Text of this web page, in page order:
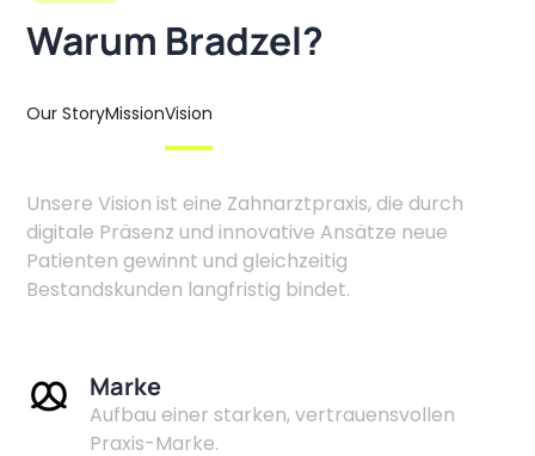
Warum Bradzel?
Our StoryMissionVision
Unsere Vision ist eine Zahnarztpraxis, die durch
digitale Präsenz und innovative Ansätze neue
Patienten gewinnt und gleichzeitig
Bestandskunden langfristig bindet.
Marke
Aufbau einer starken, vertrauensvollen
Praxis-Marke.